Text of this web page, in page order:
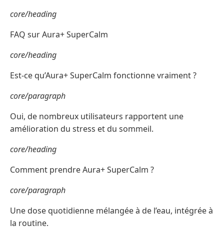
core/heading
FAQ sur Aura+ SuperCalm
core/heading
Est-ce qu’Aura+ SuperCalm fonctionne vraiment ?
core/paragraph
Oui, de nombreux utilisateurs rapportent une
amélioration du stress et du sommeil.
core/heading
Comment prendre Aura+ SuperCalm ?
core/paragraph
Une dose quotidienne mélangée à de l’eau, intégrée à
la routine.